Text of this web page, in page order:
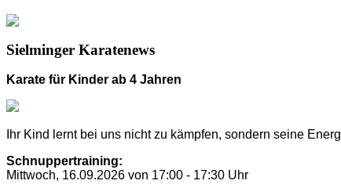
Sielminger Karatenews
Karate für Kinder ab 4 Jahren
Ihr Kind lernt bei uns nicht zu kämpfen, sondern seine
Schnuppertraining:
Mittwoch, 16.09.2026 von 17:00 - 17:30 Uhr